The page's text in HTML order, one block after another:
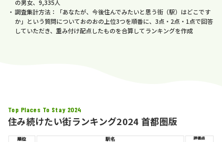
の男女、9,335人
調査集計方法：「あなたが、今後住んでみたいと思う街（駅）はどこです
か」という質問についておのおの上位3つを順番に、3点・2点・1点で回答
していただき、重み付け配点したものを合算してランキングを作成
Top Places To Stay 2024
住み続けたい街ランキング2024 首都圏版